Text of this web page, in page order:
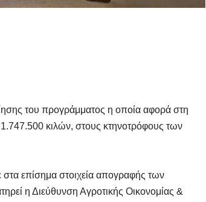
του προγράμματος η οποία αφορά στη
1.747.500 κιλών, στους κτηνοτρόφους των
επίσημα στοιχεία απογραφής των
η Διεύθυνση Αγροτικής Οικονομίας &